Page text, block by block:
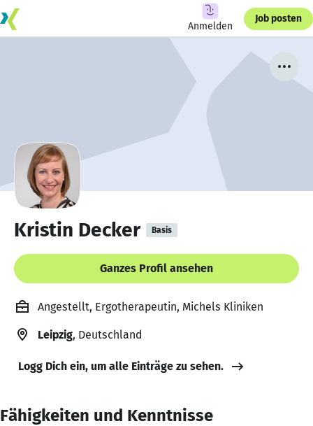
Anmelden
Job posten
Kristin Decker Basis
Ganzes Profil ansehen
Angestellt, Ergotherapeutin, Michels Kliniken
Leipzig, Deutschland
Logg Dich ein, um alle Einträge zu sehen.
Fähigkeiten und Kenntnisse